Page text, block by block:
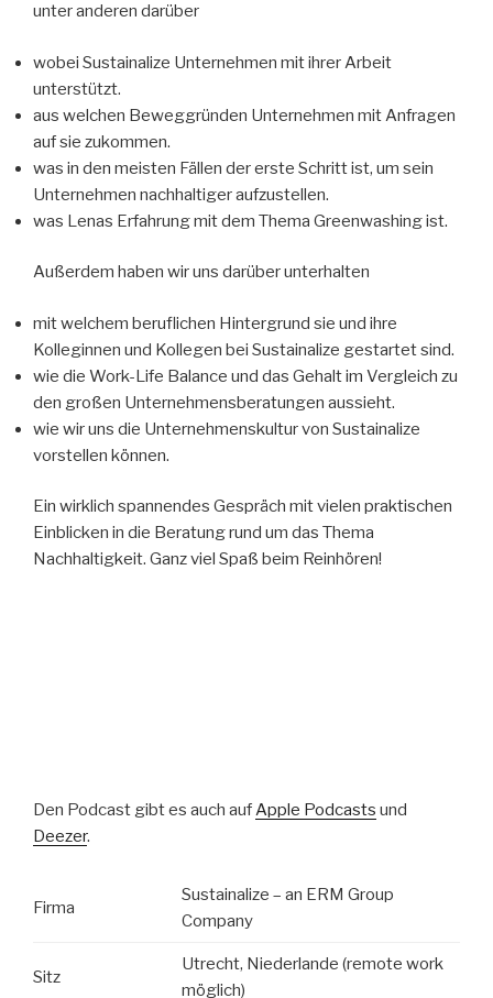
unter anderen darüber
wobei Sustainalize Unternehmen mit ihrer Arbeit
unterstützt.
aus welchen Beweggründen Unternehmen mit Anfragen
auf sie zukommen.
was in den meisten Fällen der erste Schritt ist, um sein
Unternehmen nachhaltiger aufzustellen.
was Lenas Erfahrung mit dem Thema Greenwashing ist.
Außerdem haben wir uns darüber unterhalten
mit welchem beruflichen Hintergrund sie und ihre
Kolleginnen und Kollegen bei Sustainalize gestartet sind.
wie die Work-Life Balance und das Gehalt im Vergleich zu
den großen Unternehmensberatungen aussieht.
wie wir uns die Unternehmenskultur von Sustainalize
vorstellen können.
Ein wirklich spannendes Gespräch mit vielen praktischen
Einblicken in die Beratung rund um das Thema
Nachhaltigkeit. Ganz viel Spaß beim Reinhören!
Den Podcast gibt es auch aufApple Podcasts und
Deezer.
Firma
Sustainalize – an ERM Group
Company
Sitz
Utrecht, Niederlande (remote work
möglich)